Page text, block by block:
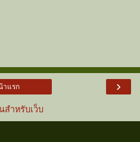
›
าแรก
สำหรับเว็บ